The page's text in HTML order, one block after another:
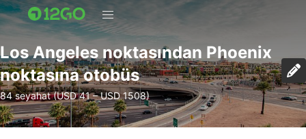
Los Angeles noktasından Phoenix
noktasına otobüs
84 seyahat (USD 41 – USD 1508)